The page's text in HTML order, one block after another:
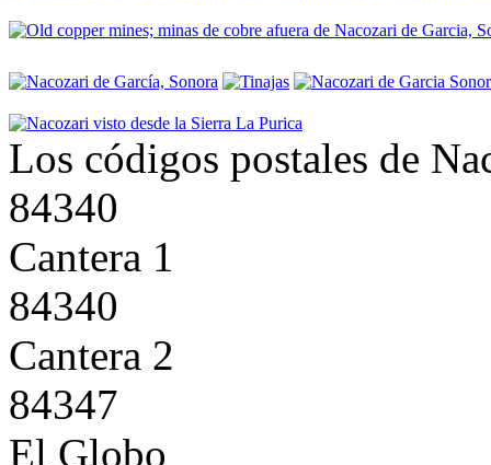
Los códigos postales de
84340
Cantera 1
84340
Cantera 2
84347
El Globo